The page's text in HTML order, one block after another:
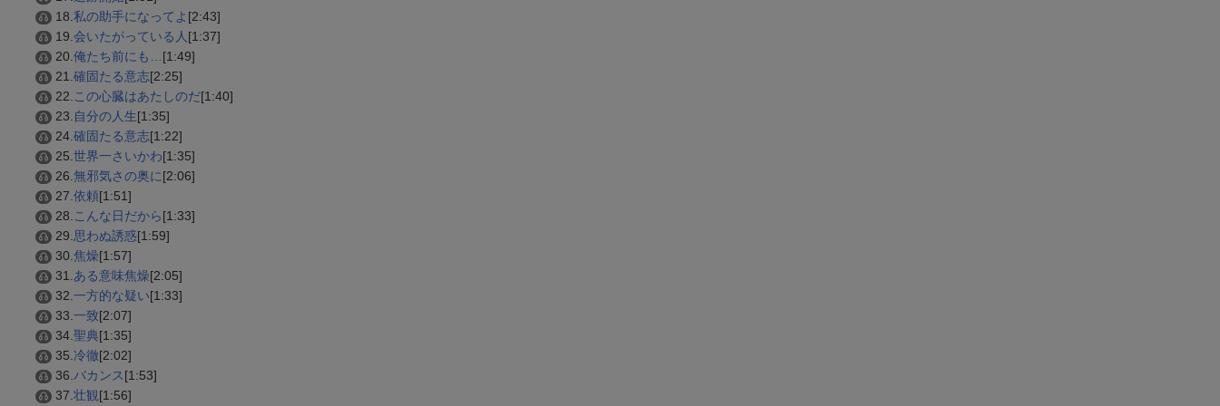
18. 私の助手になってよ [2:43]
19. 会いたがっている人 [1:37]
20. 俺たち前にも… [1:49]
21. 確固たる意志[2:25]
22. この心臓はあたしのだ[1:40]
23. 自分の人生[1:35]
24. 確固たる意志[1:22]
25. 世界一さいかわ[1:35]
26. 無邪気さの奥に[2:06]
27. 依頼[1:51]
28. こんな日だから[1:33]
29. 思わぬ誘惑[1:59]
30. 焦燥[1:57]
31. ある意味焦燥[2:05]
32. 一方的な疑い[1:33]
33. 一致[2:07]
34. 聖典[1:35]
35. 冷徹[2:02]
36. バカンス[1:53]
37. 壮観[1:56]